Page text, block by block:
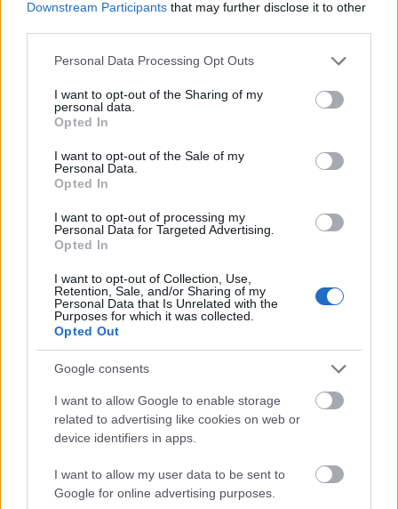
Downstream Participants that may further disclose it to other
Please note that this website/app uses one or more Google
not limited to your visit or usage behaviour. You may click to
grant or deny consent to Google and its third-party tags to
use your data for below specified purposes in below Google
consent section.
Personal Data Processing Opt Outs
I want to opt-out of the Sharing of my
personal data.
Opted In
I want to opt-out of the Sale of my
Personal Data.
Opted In
I want to opt-out of processing my
Personal Data for Targeted Advertising.
Opted In
I want to opt-out of Collection, Use,
Retention, Sale, and/or Sharing of my
Personal Data that Is Unrelated with the
Purposes for which it was collected.
Opted Out
Google consents
I want to allow Google to enable storage
related to advertising like cookies on web or
device identifiers in apps.
I want to allow my user data to be sent to
Google for online advertising purposes.
Sju løpere ut
Andreassen ute etter at hun fikk plass på
elitelandslaget.
William Jenssen, David Thorvik, Edvard Sandvik,
Aleksander Elde Holmboe, Nikolai Elde Holmboe
Kvinner
Ingrid Bergene Aabrekk (IL Runar)
Nora Elisabeth Falster (IL Heming)
Tuva Brusveen Jensen (Lyn Ski)
Nora Sødal Raastad (Lyn Ski)
Nora Christine Hansen (Asker Skiklubb)
Lea Stabekk Wenaas (Røa IL)
Menn